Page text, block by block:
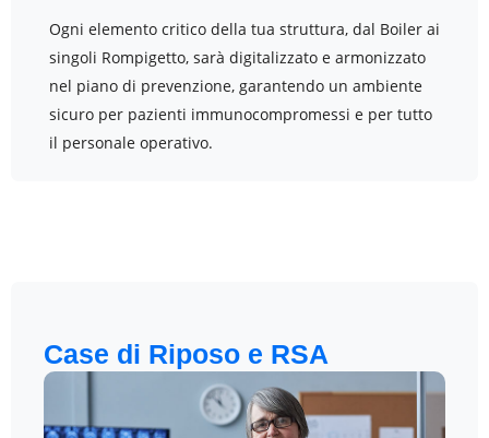
Ogni elemento critico della tua struttura, dal Boiler ai
singoli Rompigetto, sarà digitalizzato e armonizzato
nel piano di prevenzione, garantendo un ambiente
sicuro per pazienti immunocompromessi e per tutto
il personale operativo.
Case di Riposo e RSA